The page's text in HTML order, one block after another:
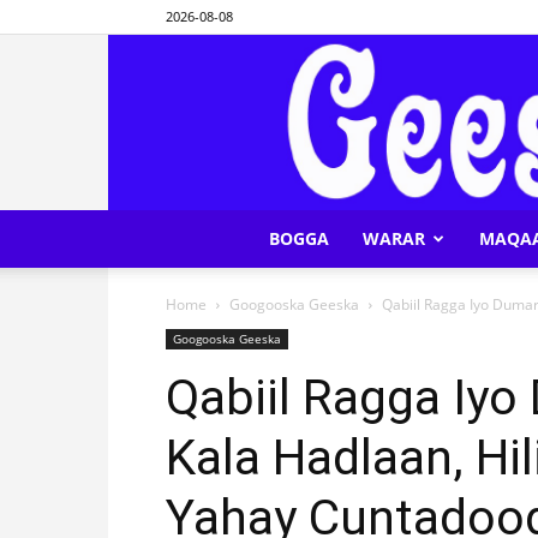
2026-08-08
BOGGA WARAR
Home Googooska Geeska Qabiil Ragga Iyo
Googooska Geeska
Qabiil Ragga
Kala Hadlaan,
Yahay